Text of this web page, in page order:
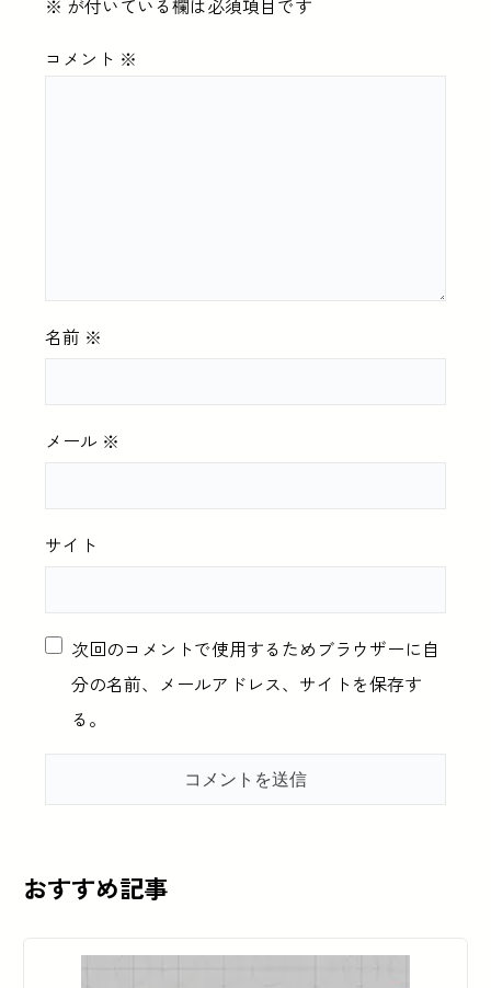
※ が付いている欄は必須項目です
コメント ※
名前 ※
メール ※
サイト
次回のコメントで使用するためブラウザーに自
分の名前、メールアドレス、サイトを保存す
る。
おすすめ記事